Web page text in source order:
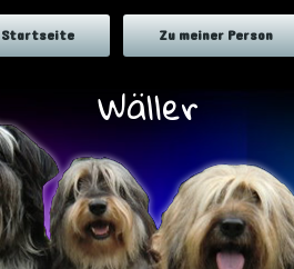
Startseite Zu meiner Person
Wäller